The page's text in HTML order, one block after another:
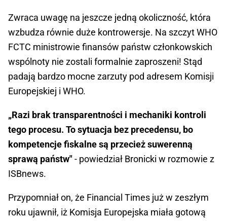
Zwraca uwagę na jeszcze jedną okoliczność, która
wzbudza równie duże kontrowersje. Na szczyt WHO
FCTC ministrowie finansów państw członkowskich
wspólnoty nie zostali formalnie zaproszeni! Stąd
padają bardzo mocne zarzuty pod adresem Komisji
Europejskiej i WHO.
„Razi brak transparentności i mechaniki kontroli
tego procesu. To sytuacja bez precedensu, bo
kompetencje fiskalne są przecież suwerenną
sprawą państw"- powiedział Bronicki w rozmowie z
ISBnews.
Przypomniał on, że Financial Times już w zeszłym
roku ujawnił, iż Komisja Europejska miała gotową